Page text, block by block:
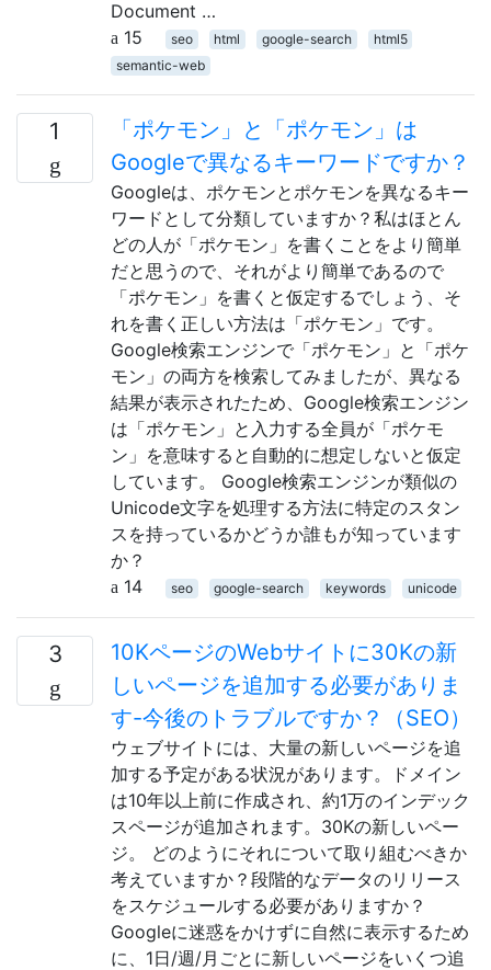
Document …
15
seo html google-search
html5
semantic-web
1
「ポケモン」と「ポケモン」は
Googleで異なるキーワードですか？
Googleは、ポケモンとポケモンを異なるキー
ワードとして分類していますか？私はほとん
どの人が「ポケモン」を書くことをより簡単
だと思うので、それがより簡単であるので
「ポケモン」を書くと仮定するでしょう、そ
れを書く正しい方法は「ポケモン」です。
Google検索エンジンで「ポケモン」と「ポケ
モン」の両方を検索してみましたが、異なる
結果が表示されたため、Google検索エンジン
は「ポケモン」と入力する全員が「ポケモ
ン」を意味すると自動的に想定しないと仮定
しています。 Google検索エンジンが類似の
Unicode文字を処理する方法に特定のスタン
スを持っているかどうか誰もが知っています
か？
14
seo google-search keywords unicode
3
10KページのWebサイトに30Kの新
しいページを追加する必要がありま
す-今後のトラブルですか？（SEO）
ウェブサイトには、大量の新しいページを追
加する予定がある状況があります。ドメイン
は10年以上前に作成され、約1万のインデック
スページが追加されます。30Kの新しいペー
ジ。 どのようにそれについて取り組むべきか
考えていますか？段階的なデータのリリース
をスケジュールする必要がありますか？
Googleに迷惑をかけずに自然に表示するため
に、1日/週/月ごとに新しいページをいくつ追